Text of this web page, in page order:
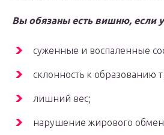
Вы обязаны есть вишню, если
суженные и воспаленные
склонность к образованию
лишний вес;
нарушение жирового